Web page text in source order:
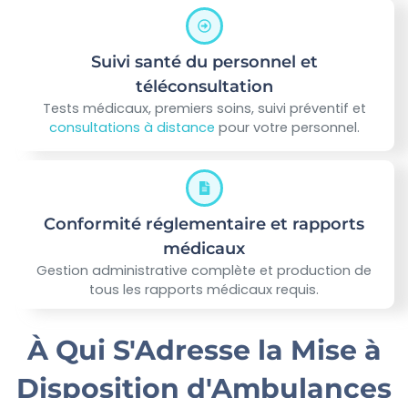
Suivi santé du personnel et
téléconsultation
Tests médicaux, premiers soins, suivi préventif et
consultations à distance pour votre personnel.
Conformité réglementaire et rapports
médicaux
Gestion administrative complète et production de
tous les rapports médicaux requis.
À Qui S'Adresse la Mise à
Disposition d'Ambulances